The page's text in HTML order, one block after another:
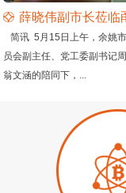
薛晓伟副市长莅临
简讯 5月15日上午，余姚
员会副主任、党工委副书记
翁文涵的陪同下，...